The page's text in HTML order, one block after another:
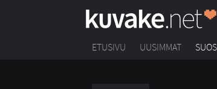
ETUSIVU UUSIMMAT